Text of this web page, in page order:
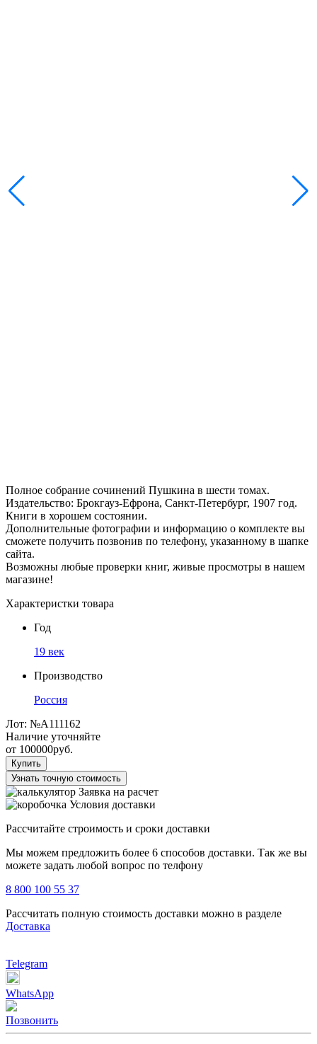
Полное собрание сочинений Пушкина в шести томах.
Издательство: Брокгауз-Ефрона, Санкт-Петербург, 1907 год.
Книги в хорошем состоянии.
Дополнительные фотографии и информацию о комплекте вы
сможете получить позвонив по телефону, указанному в шапке
сайта.
Возможны любые проверки книг, живые просмотры в нашем
магазине!
Характеристки товара
Год
19 век
Производство
Россия
Лот: №А111162
Наличие уточняйте
от 100000руб.
Купить
Узнать точную стоимость
Заявка на расчет
Условия доставки
Рассчитайте строимость и сроки доставки
Мы можем предложить более 6 способов доставки. Так же вы
можете задать любой вопрос по телфону
8 800 100 55 37
Рассчитать полную стоимость доставки можно в разделе
Доставка
Telegram
WhatsApp
Позвонить